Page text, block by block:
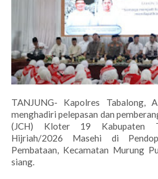
TANJUNG- Kapolres Tabalong,
menghadiri pelepasan dan
(JCH) Kloter 19 Kabupaten
Hijriah/2026 Masehi di
Pembataan, Kecamatan Murung
siang.